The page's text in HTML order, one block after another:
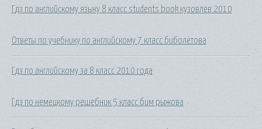
Гдз по английскому языку 8 класс students book кузовлев 2010
Ответы по учебнику по английскому 7 класс биболетова
Гдз по английскому за 8 класс 2010 года
Гдз по немецкому решебник 5 класс бим рыжова